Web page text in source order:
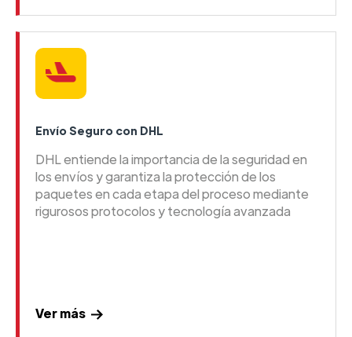
Envío Seguro con DHL
DHL entiende la importancia de la seguridad en
los envíos y garantiza la protección de los
paquetes en cada etapa del proceso mediante
rigurosos protocolos y tecnología avanzada
Ver más